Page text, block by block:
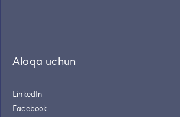
Aloqa uchun
LinkedIn
Facebook